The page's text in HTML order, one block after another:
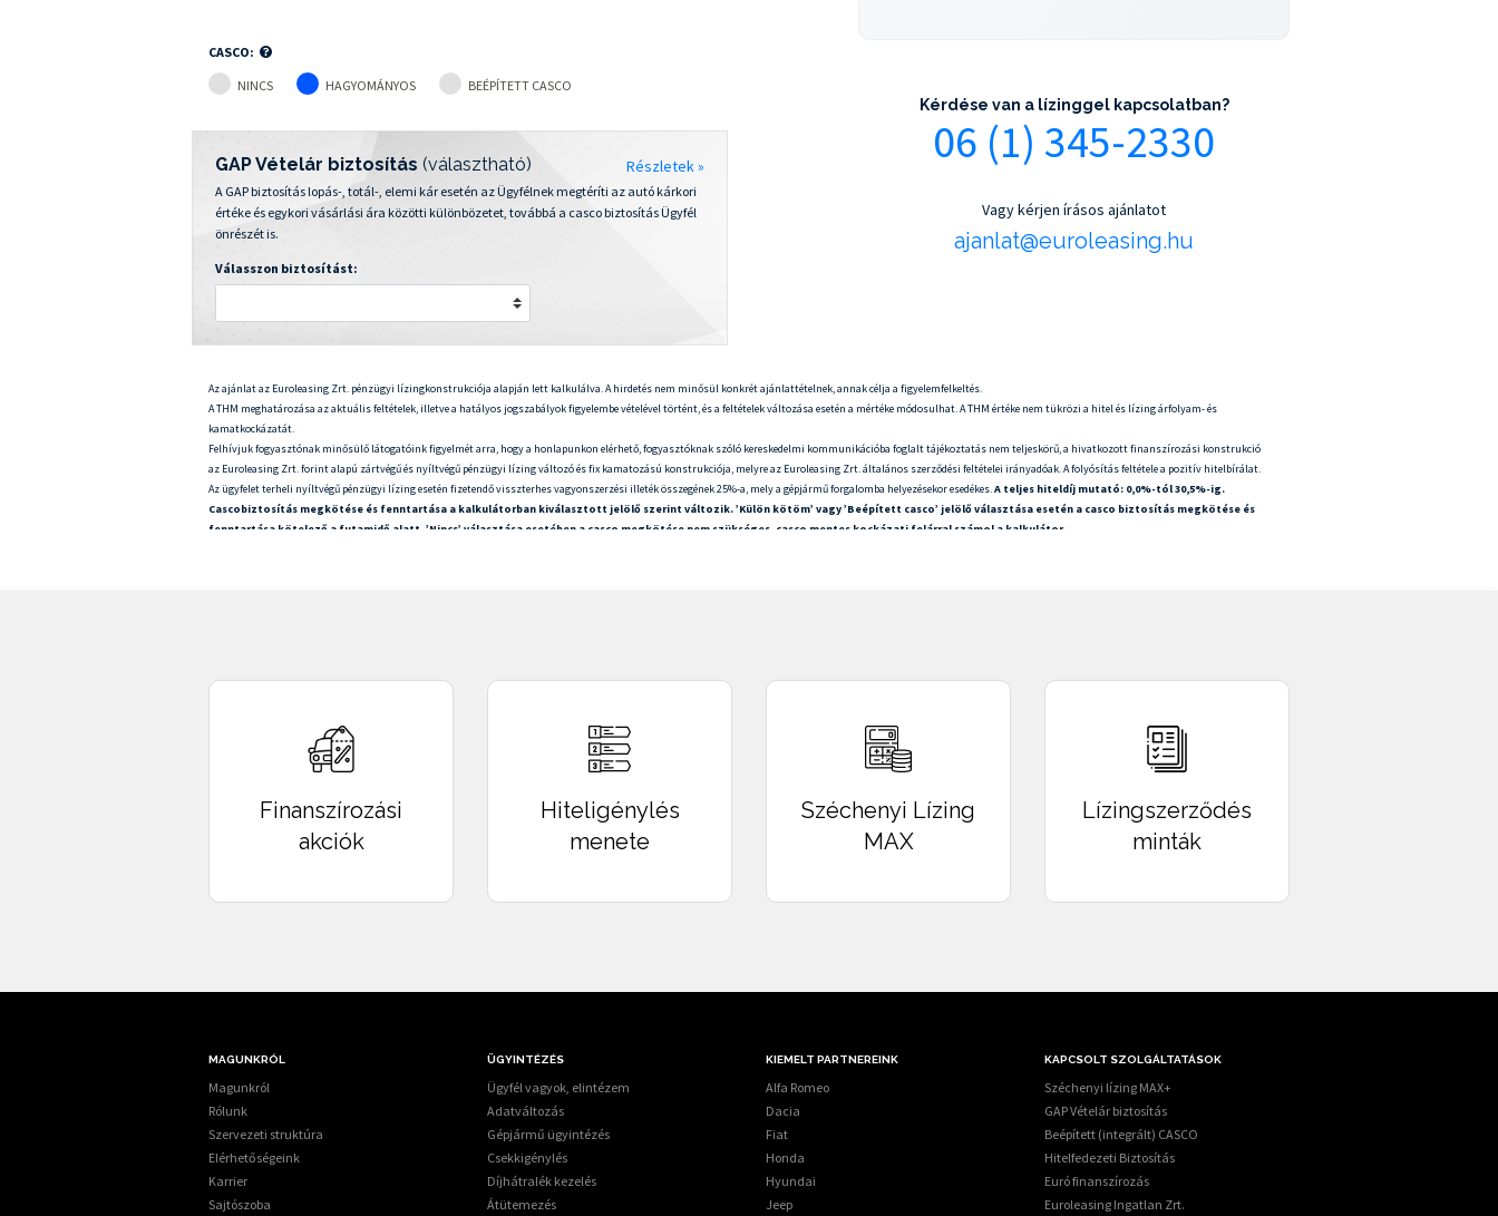
CASCO:
NINCS
HAGYOMÁNYOS BEÉPÍTETT CASCO
Részletek »
GAP Vételár biztosítás (választható)
A GAP biztosítás lopás-, totál-, elemi kár esetén az Ügyfélnek megtéríti az autó kárkori
értéke és egykori vásárlási ára közötti különbözetet, továbbá a casco biztosítás Ügyfél
önrészét is.
Válasszon biztosítást:
Kérdése van a lízinggel kapcsolatban?
06 (1) 345-2330
Vagy kérjen írásos ajánlatot
ajanlat@euroleasing.hu
Az ajánlat az Euroleasing Zrt. pénzügyi lízingkonstrukciója alapján lett kalkulálva. A hirdetés nem minősül konkrét ajánlattételnek, annak célja a figyelemfelkeltés.
A THM meghatározása az aktuális feltételek, illetve a hatályos jogszabályok figyelembe vételével történt, és a feltételek változása esetén a mértéke módosulhat. A THM értéke nem tükrözi a hitel és lízing árfolyam- és
kamatkockázatát.
Felhívjuk fogyasztónak minősülő látogatóink figyelmét arra, hogy a honlapunkon elérhető, fogyasztóknak szóló kereskedelmi kommunikációba foglalt tájékoztatás nem teljeskörű, a hivatkozott finanszírozási konstrukció
az Euroleasing Zrt. forint alapú zártvégű és nyíltvégű pénzügyi lízing változó és fix kamatozású konstrukciója, melyre az Euroleasing Zrt. általános szerződési feltételei irányadóak. A folyósítás feltétele a pozitív hitelbírálat.
Az ügyfelet terheli nyíltvégű pénzügyi lízing esetén fizetendő visszterhes vagyonszerzési illeték összegének 25%-a, mely a gépjármű forgalomba helyezésekor esedékes.A teljes hiteldíj mutató: 0,0%-tól 30,5%-ig.
Cascobiztosítás megkötése és fenntartása a kalkulátorban kiválasztott jelölő szerint változik. ’Külön kötöm’ vagy ’Beépített casco’ jelölő választása esetén a casco biztosítás megkötése és
fenntartása kötelező a futamidő alatt, ’Nincs’ választása esetében a casco megkötése nem szükséges, casco mentes kockázati felárral számol a kalkulátor.
biztosítás megkötése és fenntartása mellett.
ÖNERŐ kamatozású ügyleti kamat: , lízingbevevő által fizetendő teljes összeg:ÖSSZES TÖRLESZTŐ VÉTELI JOGGAL
, casco biztosítás megkötése és fenntartása
Finanszírozási
akciók
Hiteligénylés
menete
Széchenyi Lízing
MAX
Lízingszerződés
minták
MAGUNKRÓL
Magunkról
Rólunk
Szervezeti struktúra
Elérhetőségeink
Karrier
Sajtószoba
ÜGYINTÉZÉS
Ügyfél vagyok, elintézem
Adatváltozás
Gépjármű ügyintézés
Csekkigénylés
Díjhátralék kezelés
Átütemezés
KIEMELT PARTNEREINK
Alfa Romeo
Dacia
Fiat
Honda
Hyundai
Jeep
KAPCSOLT SZOLGÁLTATÁSOK
Széchenyi lízing MAX+
GAP Vételár biztosítás
Beépített (integrált) CASCO
Hitelfedezeti Biztosítás
Euró finanszírozás
Euroleasing Ingatlan Zrt.